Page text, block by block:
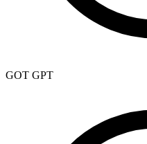
GOT GPT